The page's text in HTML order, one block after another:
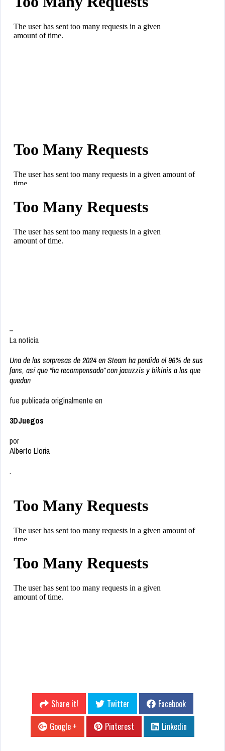
–
La noticia
Una de las sorpresas de 2024 en Steam ha perdido el 96% de sus
fans, así que “ha recompensado” con jacuzzis y bikinis a los que
quedan
fue publicada originalmente en
3DJuegos
por
Alberto Lloria
.
Share it! Twitter
Facebook
Google +
Pinterest Linkedin